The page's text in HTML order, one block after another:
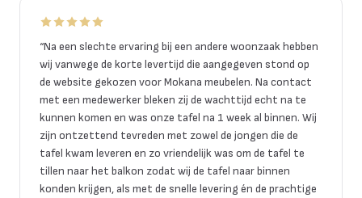
“Na een slechte ervaring bij een andere woonzaak hebben
wij vanwege de korte levertijd die aangegeven stond op
de website gekozen voor Mokana meubelen. Na contact
met een medewerker bleken zij de wachttijd echt na te
kunnen komen en was onze tafel na 1 week al binnen. Wij
zijn ontzettend tevreden met zowel de jongen die de
tafel kwam leveren en zo vriendelijk was om de tafel te
tillen naar het balkon zodat wij de tafel naar binnen
konden krijgen, als met de snelle levering én de prachtige